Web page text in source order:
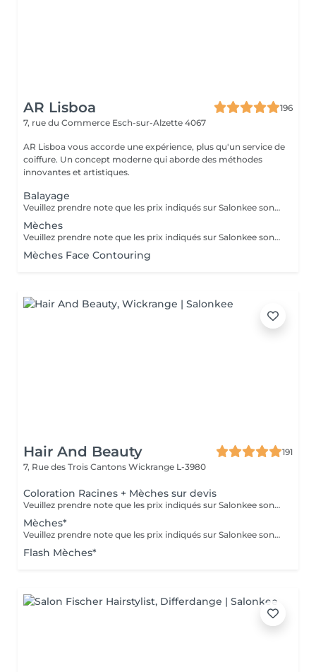
AR Lisboa
196
7, rue du Commerce Esch-sur-Alzette 4067
AR Lisboa vous accorde une expérience, plus qu'un service de
coiffure. Un concept moderne qui aborde des méthodes
innovantes et artistiques.
Balayage
Veuillez prendre note que les prix indiqués sur Salonkee sont communiqués à titre informatif et s'entendent de base. Ces derniers sont susceptibles de varier selon le diagnostic réalisé à votre arrivée au salon et l'expertise du professionnel à qui vous confiez votre beauté. Dans tous les cas, un devis précis vous sera proposé et toutes réalisations de prestations seront effectuées avec votre accord. Un grand merci d'avance pour votre compréhension. Au plaisir de vous recevoir très vite.
Mèches
Veuillez prendre note que les prix indiqués sur Salonkee sont communiqués à titre informatif et s'entendent de base. Ces derniers sont susceptibles de varier selon le diagnostic réalisé à votre arrivée au salon et l'expertise du professionnel à qui vous confiez votre beauté. Dans tous les cas, un devis précis vous sera proposé et toutes réalisations de prestations seront effectuées avec votre accord. Un grand merci d'avance pour votre compréhension. Au plaisir de vous recevoir très vite.
Mèches Face Contouring
Hair And Beauty
191
7, Rue des Trois Cantons Wickrange L-3980
Coloration Racines + Mèches sur devis
Veuillez prendre note que les prix indiqués sur Salonkee sont communiqués à titre informatif et s'entendent de base. Ces derniers sont susceptibles de varier selon le diagnostic réalisé à votre arrivée au salon et l'expertise du professionnel à qui vous confiez votre beauté. Dans tous les cas, un devis précis vous sera proposé et toutes réalisations de prestations seront effectuées avec votre accord. Un grand merci d'avance pour votre compréhension. Au plaisir de vous recevoir très vite.
Mèches*
Veuillez prendre note que les prix indiqués sur Salonkee sont communiqués à titre informatif et s'entendent de base. Ces derniers sont susceptibles de varier selon le diagnostic réalisé à votre arrivée au salon et l'expertise du professionnel à qui vous confiez votre beauté. Dans tous les cas, un devis précis vous sera proposé et toutes réalisations de prestations seront effectuées avec votre accord. Un grand merci d'avance pour votre compréhension. Au plaisir de vous recevoir très vite.
Flash Mèches*